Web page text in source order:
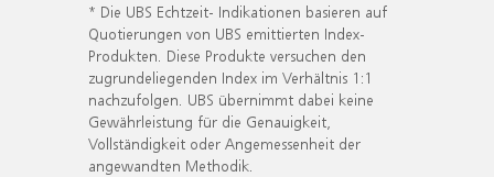
* Die UBS Echtzeit- Indikationen basieren auf
Quotierungen von UBS emittierten Index-
Produkten. Diese Produkte versuchen den
zugrundeliegenden Index im Verhältnis 1:1
nachzufolgen. UBS übernimmt dabei keine
Gewährleistung für die Genauigkeit,
Vollständigkeit oder Angemessenheit der
angewandten Methodik.